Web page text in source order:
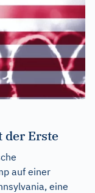
Erste
auf einer
eine